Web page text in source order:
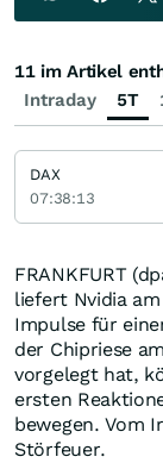
FRANKFURT
liefert Nvidia
Impulse für
der Chipriese
vorgelegt hat,
ersten
bewegen. Vom
Störfeuer.
Intraday 5T
11 im Artikel
DAX
07:38:13